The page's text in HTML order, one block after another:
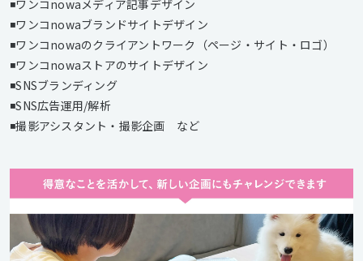
◾️ワンコnowaメディア記事デザイン
◾️ワンコnowaブランドサイトデザイン
◾️ワンコnowaのクライアントワーク（ページ・サイト・ロゴ）
◾️ワンコnowaストアのサイトデザイン
◾️SNSブランディング
◾️SNS広告運用/解析
◾️撮影アシスタント・撮影企画 など